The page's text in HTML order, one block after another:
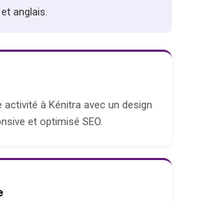
anglais.
à Kénitra avec un design
et optimisé SEO.